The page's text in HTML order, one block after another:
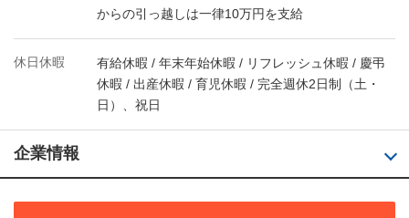
からの引っ越しは一律10万円を支給
休日休暇
有給休暇 / 年末年始休暇 / リフレッシュ休暇 / 慶弔
休暇 / 出産休暇 / 育児休暇 / 完全週休2日制（土・
日）、祝日
企業情報